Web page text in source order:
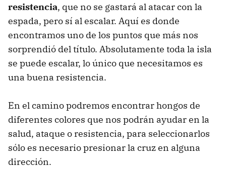
resistencia, que no se gastará al atacar con la
espada, pero sí al escalar. Aquí es donde
encontramos uno de los puntos que más nos
sorprendió del título. Absolutamente toda la isla
se puede escalar, lo único que necesitamos es
una buena resistencia.
En el camino podremos encontrar hongos de
diferentes colores que nos podrán ayudar en la
salud, ataque o resistencia, para seleccionarlos
sólo es necesario presionar la cruz en alguna
dirección.